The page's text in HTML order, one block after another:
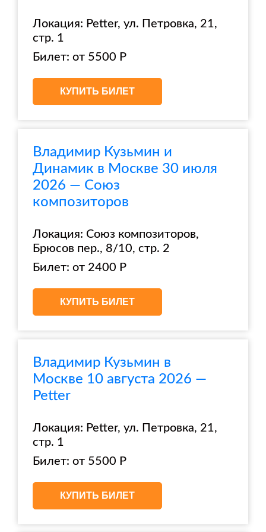
Локация: Petter, ул. Петровка, 21,
стр. 1
Билет: от 5500 Р
КУПИТЬ БИЛЕТ
Владимир Кузьмин и
Динамик в Москве 30 июля
2026 — Союз
композиторов
Локация: Союз композиторов,
Брюсов пер., 8/10, стр. 2
Билет: от 2400 Р
КУПИТЬ БИЛЕТ
Владимир Кузьмин в
Москве 10 августа 2026 —
Petter
Локация: Petter, ул. Петровка, 21,
стр. 1
Билет: от 5500 Р
КУПИТЬ БИЛЕТ